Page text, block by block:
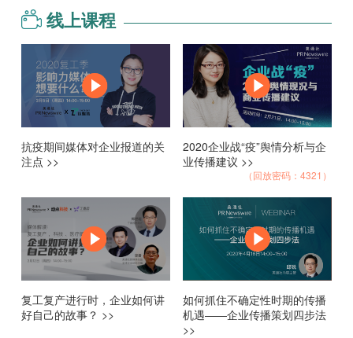
线上课程
抗疫期间媒体对企业报道的关
注点 >>
2020企业战“疫”舆情分析与企
业传播建议 >>
（回放密码：4321）
复工复产进行时，企业如何讲
好自己的故事？ >>
如何抓住不确定性时期的传播
机遇——企业传播策划四步法
>>